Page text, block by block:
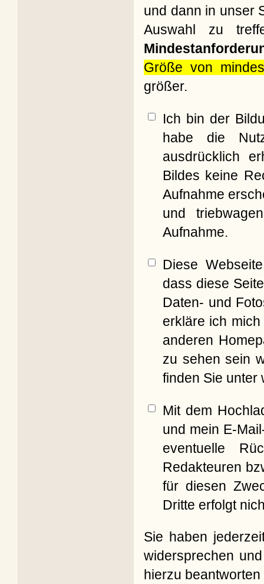
und dann in unser
Auswahl zu
Größe von
größer.
Ich bin der
habe die
ausdrücklich
Bildes keine
Aufnahme
und
Aufnahme.
Diese
dass diese
Daten- und
erkläre ich
anderen
zu sehen sein
finden Sie unter
Mit dem
und mein E-
eventuelle
Redakteuren
für diesen
Dritte erfolgt
Sie haben
widersprechen
hierzu